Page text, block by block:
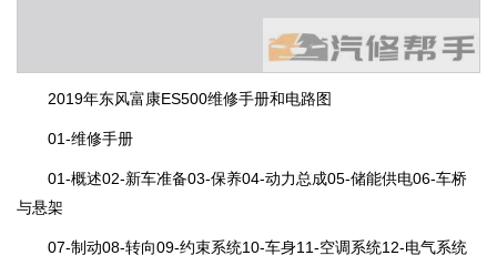
2019年东风富康ES500维修手册和电路图
01-维修手册
01-概述02-新车准备03-保养04-动力总成05-储能供电06-车桥
与悬架
07-制动08-转向09-约束系统10-车身11-空调系统12-电气系统